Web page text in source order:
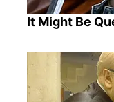
It Might Be